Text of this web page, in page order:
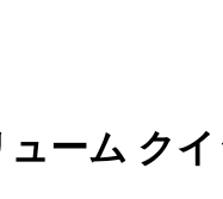
ーム ク